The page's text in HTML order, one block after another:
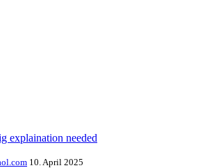
explaination needed
10. April 2025